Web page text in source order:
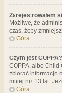
Zarejestrowałem
Możliwe, że
czas, żeby
Góra
Czym jest COPPA?
COPPA, albo Child
zbierać informacje
mniej niż 13 lat.
Góra